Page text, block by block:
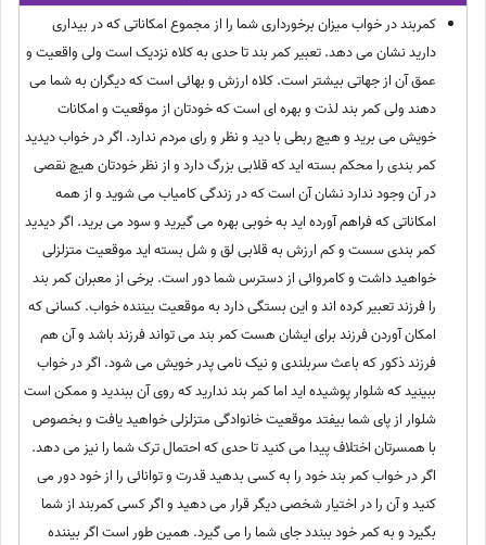
کمربند در خواب میزان برخورداری شما را از مجموع امکاناتی که در بیداری
دارید نشان می دهد. تعبیر کمر بند تا حدی به کلاه نزدیک است ولی واقعیت و
عمق آن از جهاتی بیشتر است. کلاه ارزش و بهائی است که دیگران به شما می
دهند ولی کمر بند لذت و بهره ای است که خودتان از موقعیت و امکانات
خویش می برید و هیچ ربطی با دید و نظر و رای مردم ندارد. اگر در خواب دیدید
کمر بندی را محکم بسته اید که قلابی بزرگ دارد و از نظر خودتان هیچ نقصی
در آن وجود ندارد نشان آن است که در زندگی کامیاب می شوید و از همه
امکاناتی که فراهم آورده اید به خوبی بهره می گیرید و سود می برید. اگر دیدید
کمر بندی سست و کم ارزش به قلابی لق و شل بسته اید موقعیت متزلزلی
خواهید داشت و کامروائی از دسترس شما دور است. برخی از معبران کمر بند
را فرزند تعبیر کرده اند و این بستگی دارد به موقعیت بیننده خواب. کسانی که
امکان آوردن فرزند برای ایشان هست کمر بند می تواند فرزند باشد و آن هم
فرزند ذکور که باعث سربلندی و نیک نامی پدر خویش می شود. اگر در خواب
ببینید که شلوار پوشیده اید اما کمر بند ندارید که روی آن ببندید و ممکن است
شلوار از پای شما بیفتد موقعیت خانوادگی متزلزلی خواهید یافت و بخصوص
با همسرتان اختلاف پیدا می کنید تا حدی که احتمال ترک شما را نیز می دهد.
اگر در خواب کمر بند خود را به کسی بدهید قدرت و توانائی را از خود دور می
کنید و آن را در اختیار شخصی دیگر قرار می دهید و اگر کسی کمربند از شما
بگیرد و به کمر خود ببندد جای شما را می گیرد. همین طور است اگر بیننده